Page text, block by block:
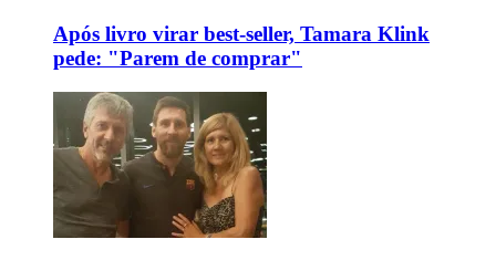
Após livro virar best-seller, Tamara Klink
pede: "Parem de comprar"